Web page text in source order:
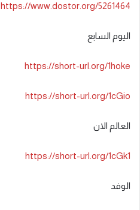
https://www.dostor.org/5261464
اليوم السابع
https://short-url.org/1hoke
https://short-url.org/1cGio
العالم الان
https://short-url.org/1cGk1
الوفد